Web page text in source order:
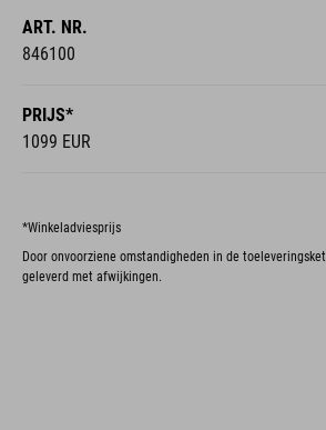
ART. NR.
846100
PRIJS*
1099 EUR
*Winkeladviesprijs
Door onvoorziene omstandigheden in de
geleverd met afwijkingen.